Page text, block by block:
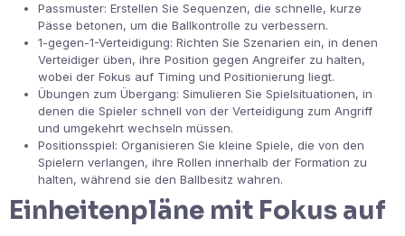
Passmuster: Erstellen Sie Sequenzen, die schnelle, kurze
Pässe betonen, um die Ballkontrolle zu verbessern.
1-gegen-1-Verteidigung: Richten Sie Szenarien ein, in denen
Verteidiger üben, ihre Position gegen Angreifer zu halten,
wobei der Fokus auf Timing und Positionierung liegt.
Übungen zum Übergang: Simulieren Sie Spielsituationen, in
denen die Spieler schnell von der Verteidigung zum Angriff
und umgekehrt wechseln müssen.
Positionsspiel: Organisieren Sie kleine Spiele, die von den
Spielern verlangen, ihre Rollen innerhalb der Formation zu
halten, während sie den Ballbesitz wahren.
Einheitenpläne mit Fokus auf